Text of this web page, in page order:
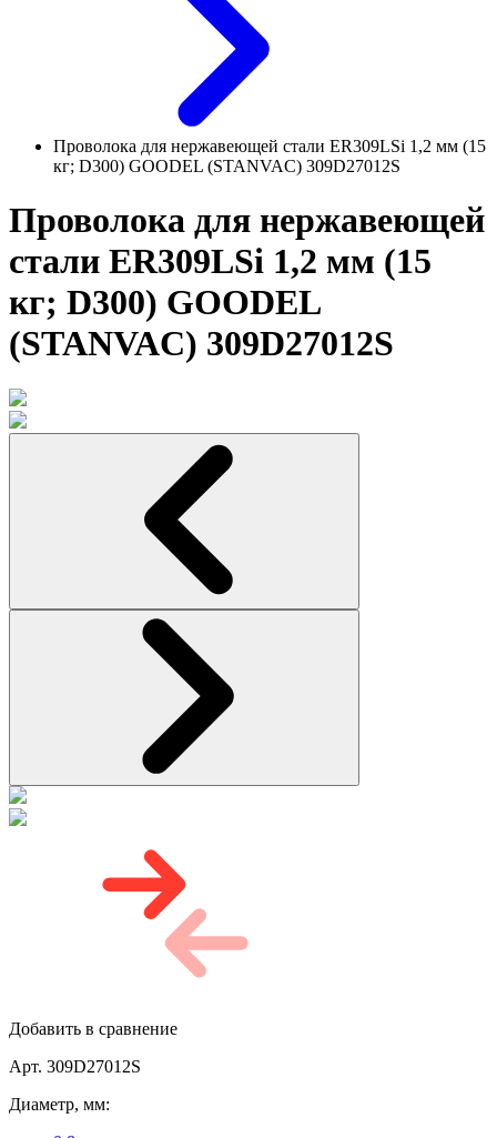
Проволока для нержавеющей стали ER309LSi 1,2 мм (15
кг; D300) GOODEL (STANVAC) 309D27012S
Проволока для нержавеющей
стали ER309LSi 1,2 мм (15
кг; D300) GOODEL
(STANVAC) 309D27012S
Добавить в сравнение
Арт. 309D27012S
Диаметр, мм: